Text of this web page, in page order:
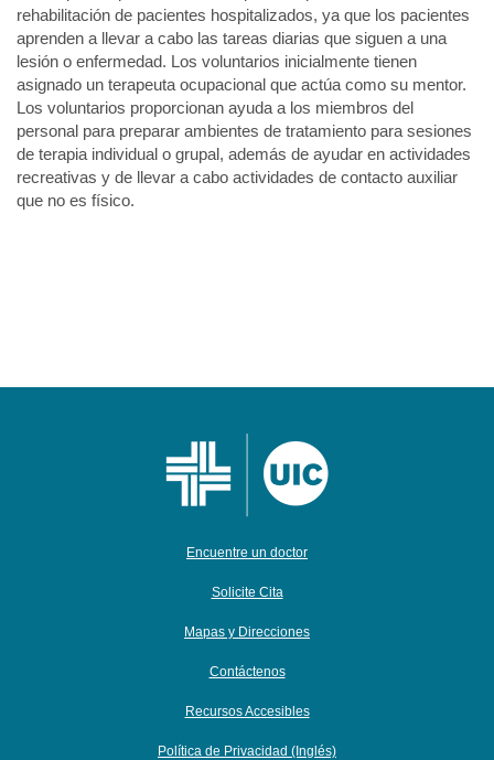
rehabilitación de pacientes hospitalizados, ya que los pacientes
aprenden a llevar a cabo las tareas diarias que siguen a una
lesión o enfermedad. Los voluntarios inicialmente tienen
asignado un terapeuta ocupacional que actúa como su mentor.
Los voluntarios proporcionan ayuda a los miembros del
personal para preparar ambientes de tratamiento para sesiones
de terapia individual o grupal, además de ayudar en actividades
recreativas y de llevar a cabo actividades de contacto auxiliar
que no es físico.
Encuentre un doctor
Solicite Cita
Mapas y Direcciones
Contáctenos
Recursos Accesibles
Política de Privacidad (Inglés)